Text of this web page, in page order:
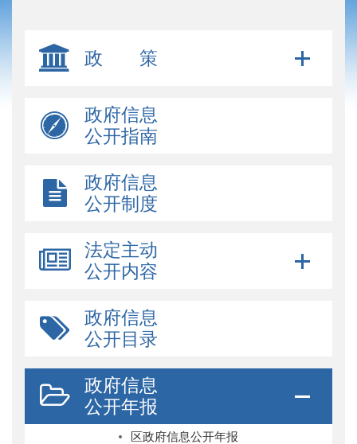
政 策
政府信息
公开指南
政府信息
公开制度
法定主动
公开内容
政府信息
公开目录
政府信息
公开年报
区政府信息公开年报